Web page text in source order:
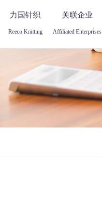
力国针织
Reeco Knitting
关联企业
Affiliated Enterprises